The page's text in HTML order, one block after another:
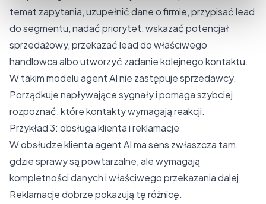
temat zapytania, uzupełnić dane o firmie, przypisać lead
do segmentu, nadać priorytet, wskazać potencjał
sprzedażowy, przekazać lead do właściwego
handlowca albo utworzyć zadanie kolejnego kontaktu.
W takim modelu agent AI nie zastępuje sprzedawcy.
Porządkuje napływające sygnały i pomaga szybciej
rozpoznać, które kontakty wymagają reakcji.
Przykład 3: obsługa klienta i reklamacje
W obsłudze klienta agent AI ma sens zwłaszcza tam,
gdzie sprawy są powtarzalne, ale wymagają
kompletności danych i właściwego przekazania dalej.
Reklamacje dobrze pokazują tę różnicę.